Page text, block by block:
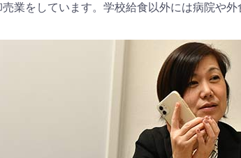
業をしています。学校給食以外には病院や外